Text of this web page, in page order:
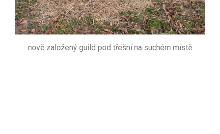
nově založený guild pod třešní na suchém místě